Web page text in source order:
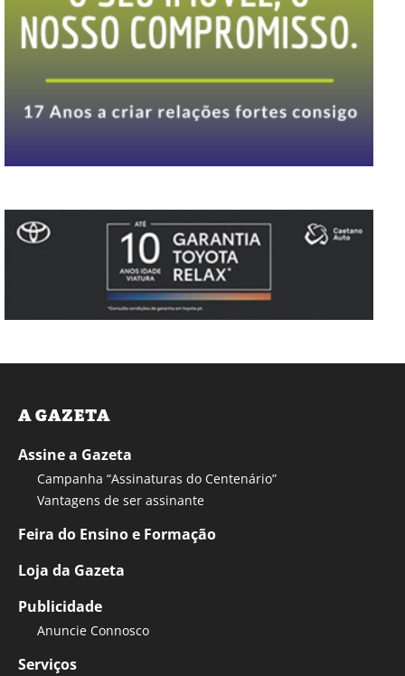
A GAZETA
Assine a Gazeta
Campanha “Assinaturas do Centenário”
Vantagens de ser assinante
Feira do Ensino e Formação
Loja da Gazeta
Publicidade
Anuncie Connosco
Serviços